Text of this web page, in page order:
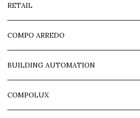
RETAIL
COMPO ARREDO
BUILDING AUTOMATION
COMPOLUX